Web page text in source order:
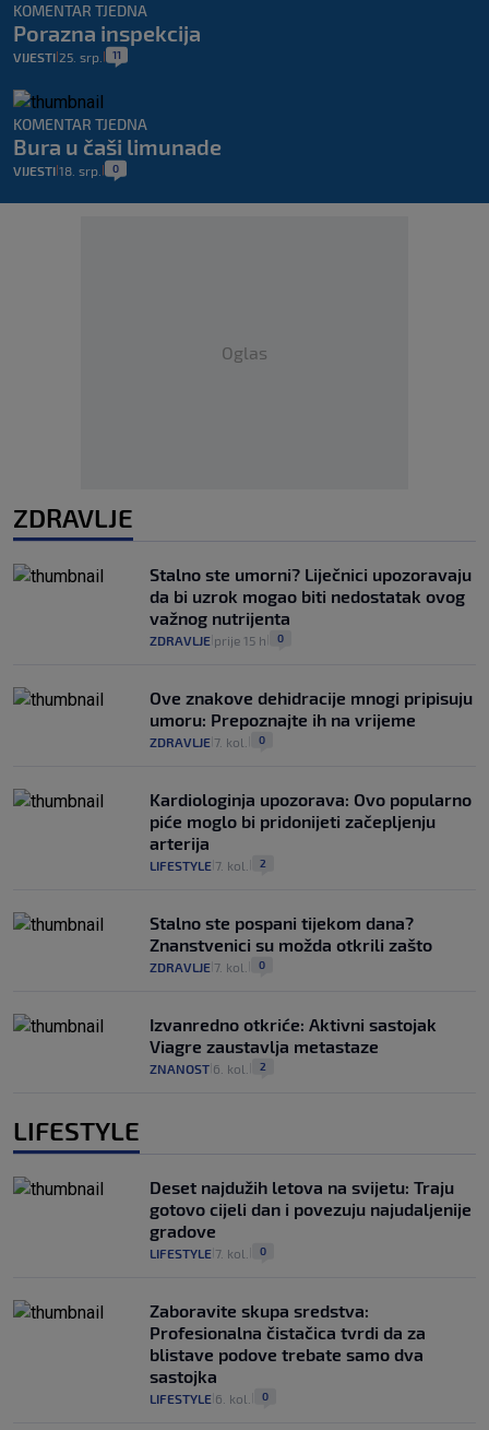
KOMENTAR TJEDNA
Porazna inspekcija
VIJESTI 25. srp. 11
KOMENTAR TJEDNA
Bura u čaši limunade
VIJESTI 18. srp. 0
Oglas
ZDRAVLJE
Stalno ste umorni? Liječnici upozoravaju
da bi uzrok mogao biti nedostatak ovog
važnog nutrijenta
ZDRAVLJE prije 15 h 0
Ove znakove dehidracije mnogi pripisuju
umoru: Prepoznajte ih na vrijeme
ZDRAVLJE 7. kol. 0
Kardiologinja upozorava: Ovo popularno
piće moglo bi pridonijeti začepljenju
arterija
LIFESTYLE 7. kol. 2
Stalno ste pospani tijekom dana?
Znanstvenici su možda otkrili zašto
ZDRAVLJE 7. kol. 0
Izvanredno otkriće: Aktivni sastojak
Viagre zaustavlja metastaze
ZNANOST 6. kol. 2
LIFESTYLE
Deset najdužih letova na svijetu: Traju
gotovo cijeli dan i povezuju najudaljenije
gradove
LIFESTYLE 7. kol. 0
Zaboravite skupa sredstva:
Profesionalna čistačica tvrdi da za
blistave podove trebate samo dva
sastojka
LIFESTYLE 6. kol. 0